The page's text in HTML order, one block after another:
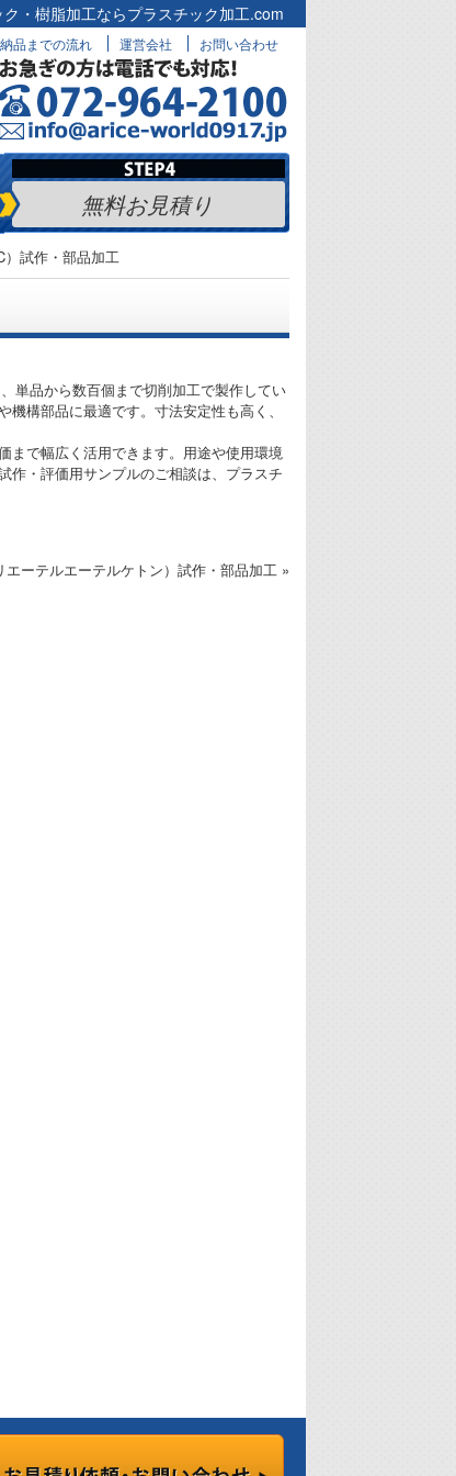
・樹脂加工ならプラスチック加工.com
納品までの流れ 運営会社 お問い合わせ
無料お見積り
）試作・部品加工
単品から数百個まで切削加工で製作してい
構部品に最適です。寸法安定性も高く、
まで幅広く活用できます。用途や使用環境
作・評価用サンプルのご相談は、プラスチ
エーテルエーテルケトン）試作・部品加工 »